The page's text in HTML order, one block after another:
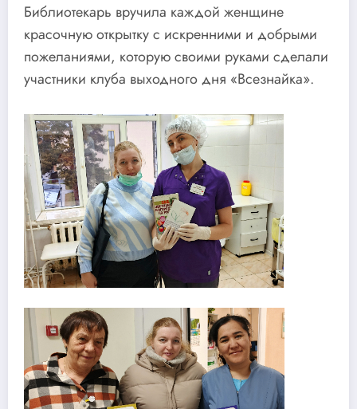
Библиотекарь вручила каждой женщине
красочную открытку с искренними и добрыми
пожеланиями, которую своими руками сделали
участники клуба выходного дня «Всезнайка».